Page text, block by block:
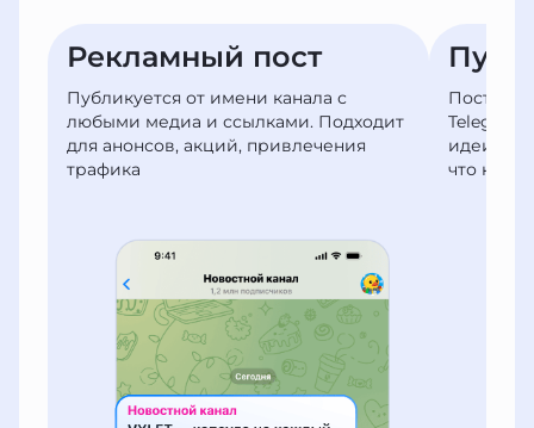
Рекламный пост
Публикуется от имени канала с
любыми медиа и ссылками. Подходит
для анонсов, акций, привлечения
трафика
Пост в
идеи,
что